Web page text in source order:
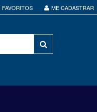
FAVORITOS ME CADASTRAR